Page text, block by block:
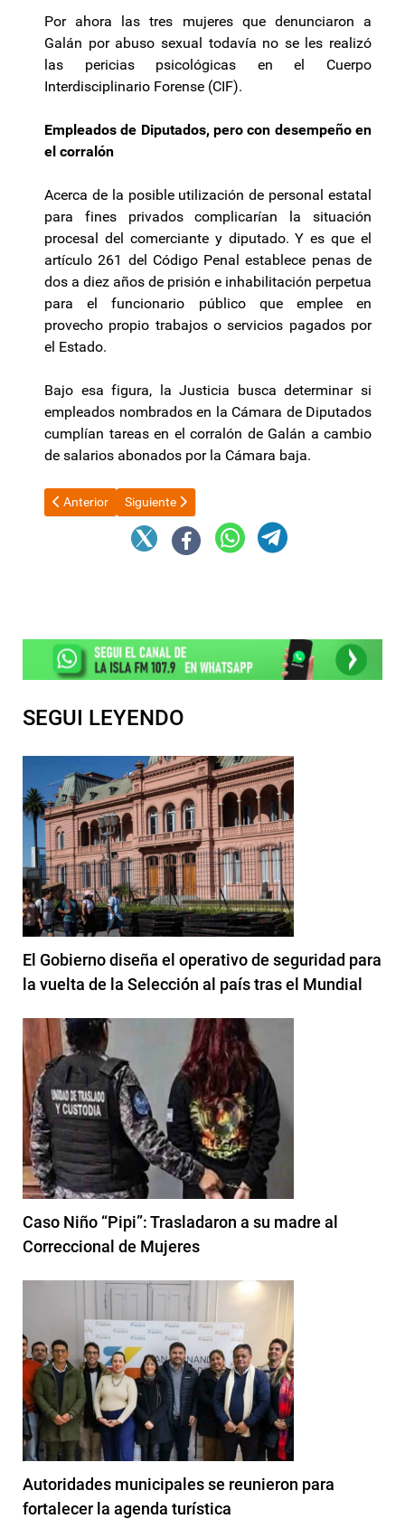
Por ahora las tres mujeres que denunciaron a
Galán por abuso sexual todavía no se les realizó
las pericias psicológicas en el Cuerpo
Interdisciplinario Forense (CIF).
Empleados de Diputados, pero con desempeño en
el corralón
Acerca de la posible utilización de personal estatal
para fines privados complicarían la situación
procesal del comerciante y diputado. Y es que el
artículo 261 del Código Penal establece penas de
dos a diez años de prisión e inhabilitación perpetua
para el funcionario público que emplee en
provecho propio trabajos o servicios pagados por
el Estado.
Bajo esa figura, la Justicia busca determinar si
empleados nombrados en la Cámara de Diputados
cumplían tareas en el corralón de Galán a cambio
de salarios abonados por la Cámara baja.
Artículo anterior: El gobernador Jalil: elogios y reclamos al
Anterior Artículo siguiente: Especialistas de la CEPAL
Siguiente
SEGUI LEYENDO
El Gobierno diseña el operativo de seguridad para
la vuelta de la Selección al país tras el Mundial
Caso Niño “Pipi”: Trasladaron a su madre al
Correccional de Mujeres
Autoridades municipales se reunieron para
fortalecer la agenda turística